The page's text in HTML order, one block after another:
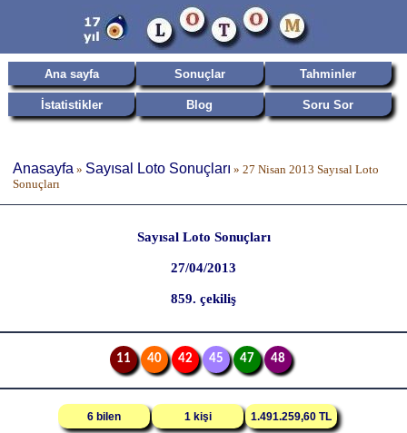
Ana sayfa Sonuçlar Tahminler
İstatistikler Blog Soru Sor
Anasayfa » Sayısal Loto Sonuçları » 27 Nisan 2013 Sayısal Loto
Sonuçları
Sayısal Loto Sonuçları
27/04/2013
859. çekiliş
11 40 42 45 47 48
6 bilen 1 kişi 1.491.259,60 TL